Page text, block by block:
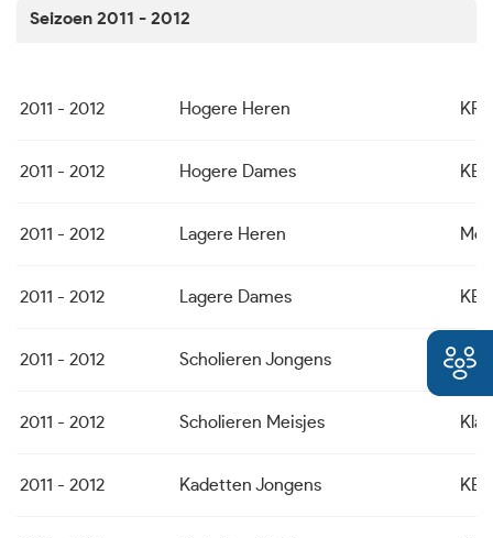
Seizoen 2011 - 2012
2011 - 2012 Hogere Heren
2011 - 2012 Hogere Dames
2011 - 2012 Lagere Heren
2011 - 2012 Lagere Dames
2011 - 2012 Scholieren Jongens
2011 - 2012 Scholieren Meisjes
2011 - 2012 Kadetten Jongens